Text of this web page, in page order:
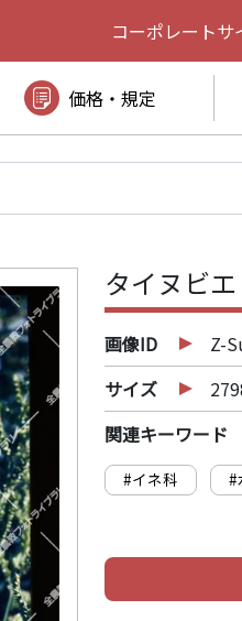
コーポレートサ
価格・規定
タイヌビ
画像ID
Z-
サイズ
関連キーワード
#イネ科 #